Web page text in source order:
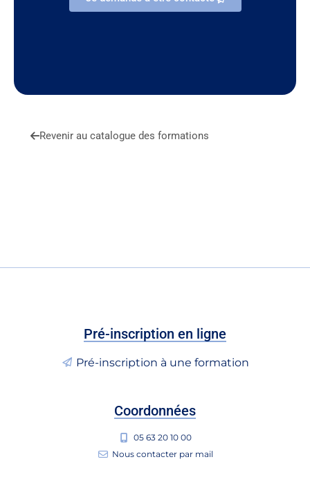
Revenir au catalogue des formations
Pré-inscription en ligne
Pré-inscription à une formation
Coordonnées
05 63 20 10 00
Nous contacter par mail